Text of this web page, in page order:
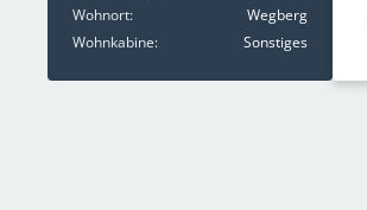
Wohnort
Wegberg
Wohnkabine
Sonstiges